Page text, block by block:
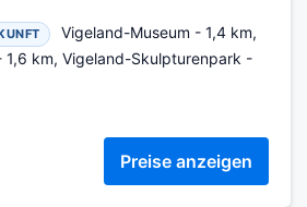
Vigeland-Museum - 1,4 km,
1,6 km, Vigeland-Skulpturenpark -
Preise anzeigen